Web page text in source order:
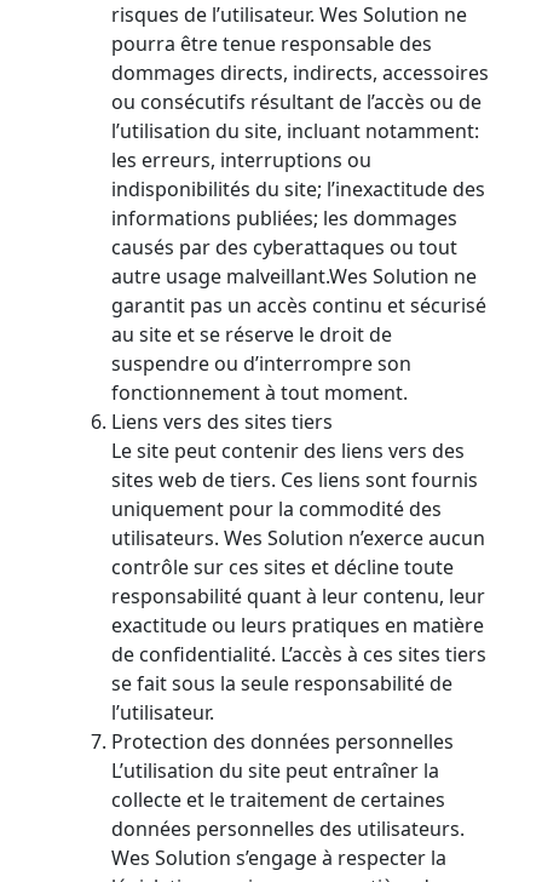
risques de l’utilisateur. Wes Solution ne
pourra être tenue responsable des
dommages directs, indirects, accessoires
ou consécutifs résultant de l’accès ou de
l’utilisation du site, incluant notamment:
les erreurs, interruptions ou
indisponibilités du site; l’inexactitude des
informations publiées; les dommages
causés par des cyberattaques ou tout
autre usage malveillant.Wes Solution ne
garantit pas un accès continu et sécurisé
au site et se réserve le droit de
suspendre ou d’interrompre son
fonctionnement à tout moment.
Liens vers des sites tiers
Le site peut contenir des liens vers des
sites web de tiers. Ces liens sont fournis
uniquement pour la commodité des
utilisateurs. Wes Solution n’exerce aucun
contrôle sur ces sites et décline toute
responsabilité quant à leur contenu, leur
exactitude ou leurs pratiques en matière
de confidentialité. L’accès à ces sites tiers
se fait sous la seule responsabilité de
l’utilisateur.
Protection des données personnelles
L’utilisation du site peut entraîner la
collecte et le traitement de certaines
données personnelles des utilisateurs.
Wes Solution s’engage à respecter la